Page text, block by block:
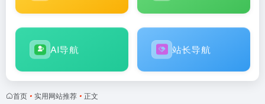
AI导航 站长导航
首页 • 实用网站推荐 • 正文